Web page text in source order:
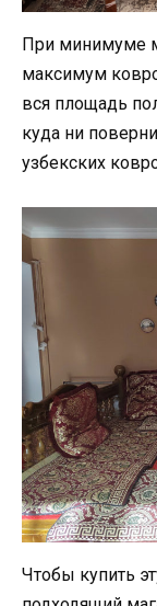
При минимуме
максимум
вся площадь
куда ни
узбекских
Чтобы купить